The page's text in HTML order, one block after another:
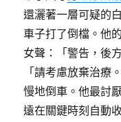
還灑著一層可疑的
車子打了倒檔。他
女聲：「警告，後
「請考慮放棄治療
慢地倒車。他最討
遠在關鍵時刻自動